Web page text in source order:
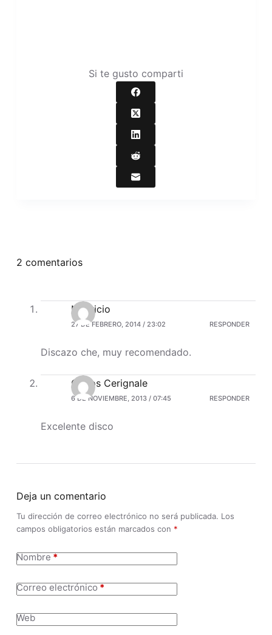
Si te gusto comparti
2 comentarios
Mauricio
27 DE FEBRERO, 2014 / 23:02 RESPONDER
Discazo che, muy recomendado.
Carlos Cerignale
6 DE NOVIEMBRE, 2013 / 07:45 RESPONDER
Excelente disco
Deja un comentario
Tu dirección de correo electrónico no será publicada. Los
campos obligatorios están marcados con *
Nombre*
Correo electrónico*
Web